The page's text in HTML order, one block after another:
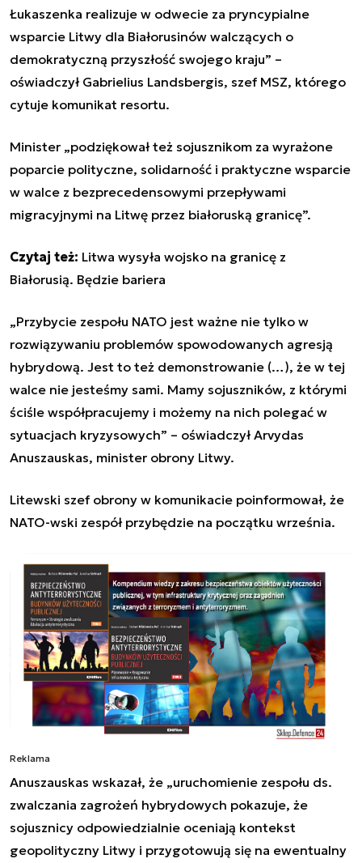
Łukaszenka realizuje w odwecie za pryncypialne
wsparcie Litwy dla Białorusinów walczących o
demokratyczną przyszłość swojego kraju” –
oświadczył Gabrielius Landsbergis, szef MSZ, którego
cytuje komunikat resortu.
Minister „podziękował też sojusznikom za wyrażone
poparcie polityczne, solidarność i praktyczne wsparcie
w walce z bezprecedensowymi przepływami
migracyjnymi na Litwę przez białoruską granicę”.
Czytaj też: Litwa wysyła wojsko na granicę z
Białorusią. Będzie bariera
„Przybycie zespołu NATO jest ważne nie tylko w
rozwiązywaniu problemów spowodowanych agresją
hybrydową. Jest to też demonstrowanie (…), że w tej
walce nie jesteśmy sami. Mamy sojuszników, z którymi
ściśle współpracujemy i możemy na nich polegać w
sytuacjach kryzysowych” – oświadczył Arvydas
Anuszauskas, minister obrony Litwy.
Litewski szef obrony w komunikacie poinformował, że
NATO-wski zespół przybędzie na początku września.
Reklama
Anuszauskas wskazał, że „uruchomienie zespołu ds.
zwalczania zagrożeń hybrydowych pokazuje, że
sojusznicy odpowiedzialnie oceniają kontekst
geopolityczny Litwy i przygotowują się na ewentualny